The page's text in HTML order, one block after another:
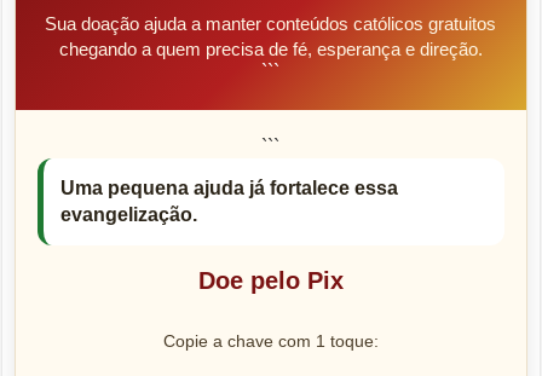
Sua doação ajuda a manter conteúdos católicos gratuitos
chegando a quem precisa de fé, esperança e direção.
```
```
Uma pequena ajuda já fortalece essa
evangelização.
Doe pelo Pix
Copie a chave com 1 toque: